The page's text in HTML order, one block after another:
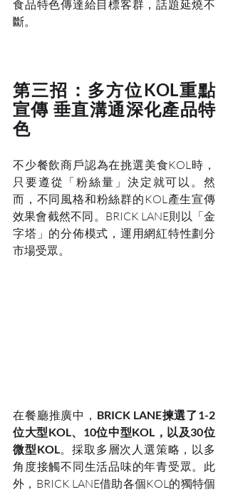
食品特色傳達給目標客群，話題延燒不
斷。
第三招：多方位KOL重點
宣傳 垂直溝通深化產品特
色
不少餐飲商戶認為在挑選美食KOL時，
只要遵從「粉絲量」決定就可以。然
而，不同風格和粉絲群的KOL產生宣傳
效果會截然不同。BRICK LANE則以「金
字塔」的分佈模式，運用網紅特性劃分
市場受眾。
在餐廳推廣中， BRICK LANE揀選了1-2
位大型KOL、10位中型KOL，以及30位
微型KOL。採取多層次人選策略，以多
角度接觸不同生活品味的年青受眾。此
外，BRICK LANE借助各個KOL的獨特個